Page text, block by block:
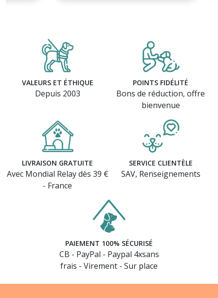
(98 avis)
VALEURS ET ÉTHIQUE
Depuis 2003
POINTS FIDÉLITÉ
Bons de réduction, offre
bienvenue
LIVRAISON GRATUITE
Avec Mondial Relay dès 39 €
- France
SERVICE CLIENTÈLE
SAV, Renseignements
PAIEMENT 100% SÉCURISÉ
CB - PayPal - Paypal 4xsans
frais - Virement - Sur place